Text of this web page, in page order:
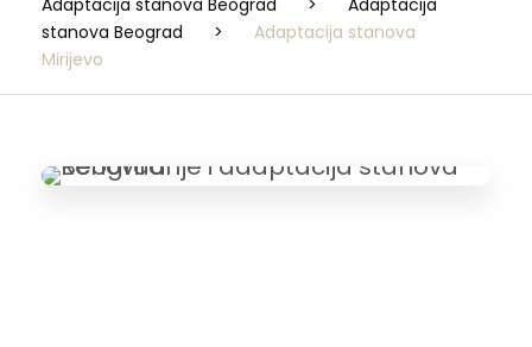
Adaptacija stanova Beograd >
Adaptacija
stanova Beograd
>
Adaptacija stanova
Mirijevo